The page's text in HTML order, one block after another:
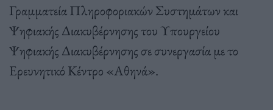
Γραμματεία Πληροφοριακών Συστημάτων και
Ψηφιακής Διακυβέρνησης του Υπουργείου
Ψηφιακής Διακυβέρνησης σε συνεργασία με το
Ερευνητικό Κέντρο «Αθηνά».